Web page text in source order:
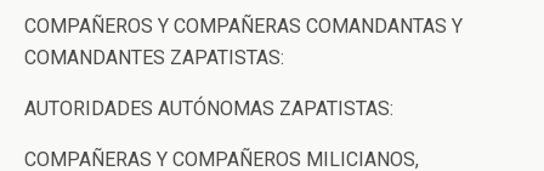
COMPAÑEROS Y COMPAÑERAS COMANDANTAS Y
COMANDANTES ZAPATISTAS:
AUTORIDADES AUTÓNOMAS ZAPATISTAS:
COMPAÑERAS Y COMPAÑEROS MILICIANOS,